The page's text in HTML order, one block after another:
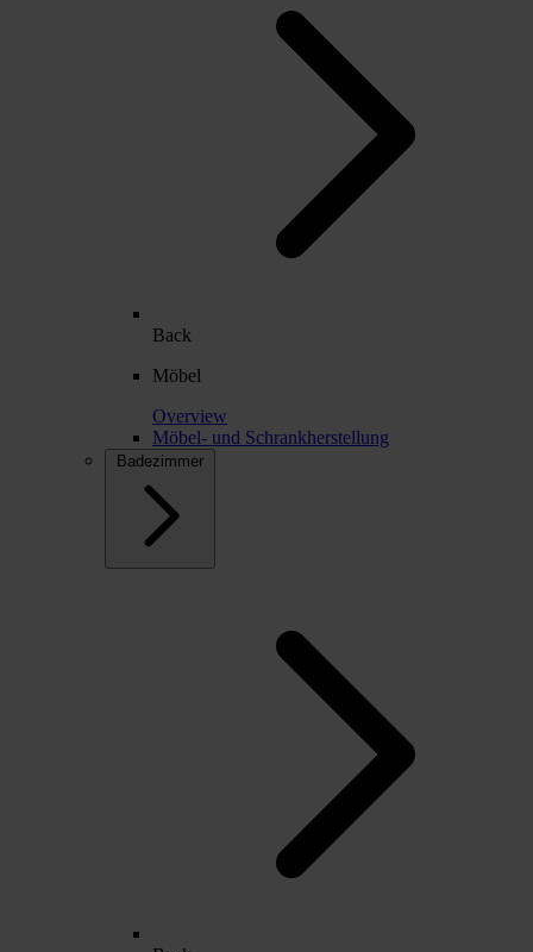
Back
Möbel
Overview
Möbel- und Schrankherstellung
Badezimmer